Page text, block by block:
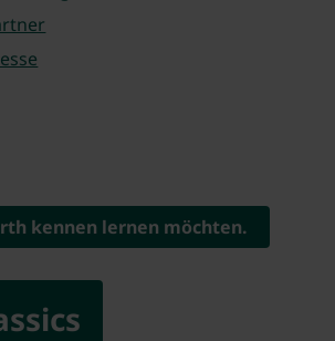
kennen lernen möchten.